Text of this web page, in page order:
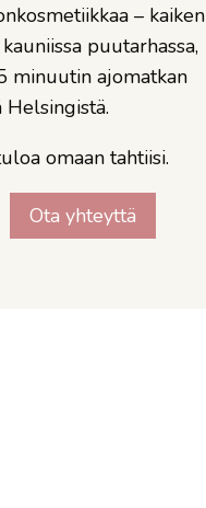
– kaiken
puutarhassa,
minuutin ajomatkan
Helsingistä.
omaan tahtiisi.
Ota yhteyttä